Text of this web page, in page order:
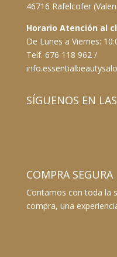
46716 Rafelcofer
Horario Atención al
De Lunes a Viernes:
Telf. 676 118 962 /
SÍGUENOS EN
COMPRA SEGURA
Contamos con toda la
compra, una